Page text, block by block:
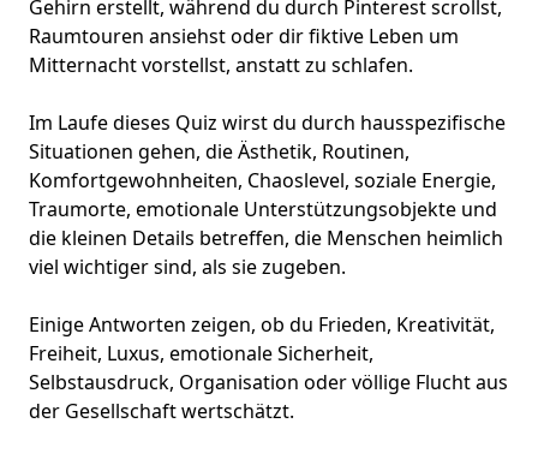
Gehirn erstellt, während du durch Pinterest scrollst,
Raumtouren ansiehst oder dir fiktive Leben um
Mitternacht vorstellst, anstatt zu schlafen.
Im Laufe dieses Quiz wirst du durch hausspezifische
Situationen gehen, die Ästhetik, Routinen,
Komfortgewohnheiten, Chaoslevel, soziale Energie,
Traumorte, emotionale Unterstützungsobjekte und
die kleinen Details betreffen, die Menschen heimlich
viel wichtiger sind, als sie zugeben.
Einige Antworten zeigen, ob du Frieden, Kreativität,
Freiheit, Luxus, emotionale Sicherheit,
Selbstausdruck, Organisation oder völlige Flucht aus
der Gesellschaft wertschätzt.